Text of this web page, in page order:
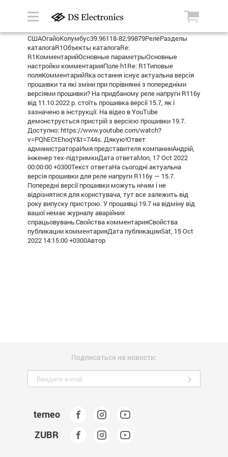
СШАОгайоКолумбус39.96118-82.99879РелеРазделы
каталогаR1Объекты каталогаRe:
R1КомментарийОсновные параметрыОсновные
настройки комментарияПоле h1Re: R1Типовые
поляКомментарийЯка остання існує актуальна версія
прошивки та які зміни при порівнянні з попередніми
версіями прошивки? На придбаному реле напруги R116y
від 11.10.2022 р. стоїть прошивка версії 15.7, як і
зазначено в інструкції. На відео в YouTube
демонструється пристрій з версією прошивки 19.7.
Доступно: https://www.youtube.com/watch?
v=PQhECtEhoqY&t=744s. Дякую!Ответ
администратораИмя представителя компанииАндрій,
інженер тех-підтримкиДата ответаMon, 17 Oct 2022
00:00:00 +0300Текст ответаНа сьогодні актуальна
версія прошивки для реле напруги R116y — 15.7.
Попередні версії прошивки можуть нічим і не
відрізнятися для користувача, тут все залежить від
року випуску пристрою. У прошивці 19.7 на відміну від
вашої немає журналу аварійних
спрацьовувань.Свойства комментарияСвойства
публикации комментарияДата публикацииSat, 15 Oct
2022 14:15:00 +0300Автор
Подписаться на новости:
terneo
ZUBR